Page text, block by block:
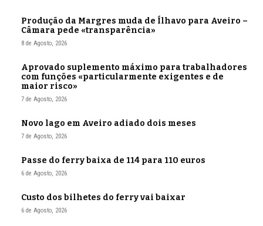
Produção da Margres muda de Ílhavo para Aveiro –
Câmara pede «transparência»
8 de Agosto, 2026
Aprovado suplemento máximo para trabalhadores
com funções «particularmente exigentes e de
maior risco»
7 de Agosto, 2026
Novo lago em Aveiro adiado dois meses
7 de Agosto, 2026
Passe do ferry baixa de 114 para 110 euros
6 de Agosto, 2026
Custo dos bilhetes do ferry vai baixar
6 de Agosto, 2026